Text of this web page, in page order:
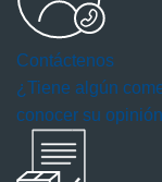
Contáctenos
¿Tiene algún
conocer su